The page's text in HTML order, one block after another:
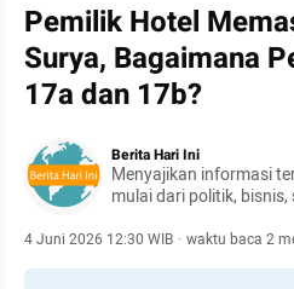
Pemilik Hotel
Surya, Bagaimana
17a dan 17b?
Berita Hari Ini
Menyajikan informasi
mulai dari politik,
4 Juni 2026 12:30 WIB · waktu baca 2